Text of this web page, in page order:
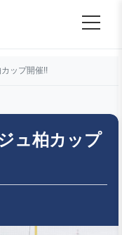
ップ開催!!
ュ柏カップ